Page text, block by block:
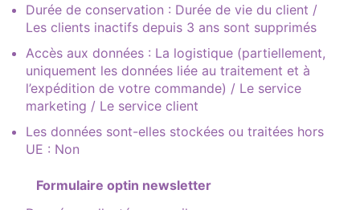
Durée de conservation : Durée de vie du client /
Les clients inactifs depuis 3 ans sont supprimés
Accès aux données : La logistique (partiellement,
uniquement les données liée au traitement et à
l’expédition de votre commande) / Le service
marketing / Le service client
Les données sont-elles stockées ou traitées hors
UE : Non
Formulaire optin newsletter